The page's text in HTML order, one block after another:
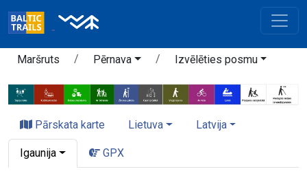
Maršruts Pērnava Izvēlēties posmu
Pārskata karte Lietuva Latvija
Igaunija GPX